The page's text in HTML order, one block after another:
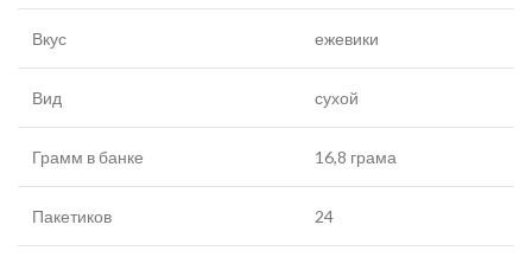
Вкус ежевики
Вид сухой
Грамм в банке 16,8 грама
Пакетиков 24